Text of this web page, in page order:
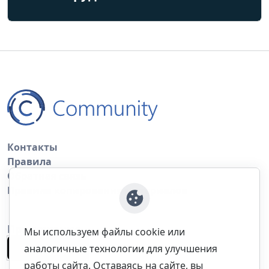
Контакты
Правила
Обратная связь
Правила копирования материалов
Приложение
Мы используем файлы cookie или
аналогичные технологии для улучшения
работы сайта. Оставаясь на сайте, вы